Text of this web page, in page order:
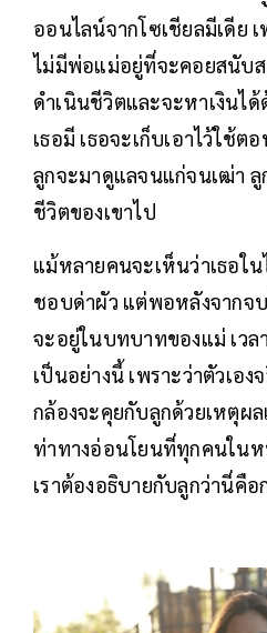
ออนไลน์จากโซเชียลมีเดีย
ไม่มีพ่อแม่อยู่ที่จะคอยสนับส
ดำเนินชีวิตและจะหาเงินได้
เธอมี เธอจะเก็บเอาไว้ใช้ต
ลูกจะมาดูแลจนแก่จนเฒ่า ลู
ชีวิตของเขาไป
แม้หลายคนจะเห็นว่าเธอใน
ชอบด่าผัว แต่พอหลังจากจ
จะอยู่ในบทบาทของแม่ เว
เป็นอย่างนี้ เพราะว่าตัวเอง
กล้องจะคุยกับลูกด้วยเหตุผ
ท่าทางอ่อนโยนที่ทุกคนในห
เราต้องอธิบายกับลูกว่านี่คือ